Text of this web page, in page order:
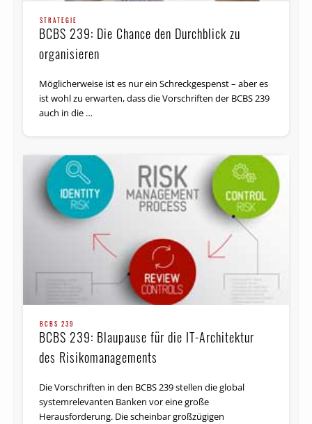
STRATEGIE
BCBS 239: Die Chance den Durchblick zu
organisieren
Möglicherweise ist es nur ein Schreckgespenst – aber es
ist wohl zu erwarten, dass die Vorschriften der BCBS 239
auch in die …
BCBS 239
BCBS 239: Blaupause für die IT-Architektur
des Risikomanagements
Die Vorschriften in den BCBS 239 stellen die global
systemrelevanten Banken vor eine große
Herausforderung. Die scheinbar großzügigen